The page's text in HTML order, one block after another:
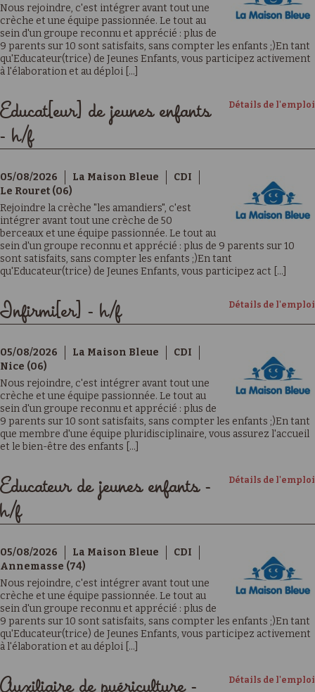
Nous rejoindre, c'est intégrer avant tout une
crèche et une équipe passionnée. Le tout au
sein d'un groupe reconnu et apprécié : plus de
9 parents sur 10 sont satisfaits, sans compter les enfants ;)En tant
qu'Educateur(trice) de Jeunes Enfants, vous participez activement
à l'élaboration et au déploi [...]
Détails de l'emploi
Educat[eur] de jeunes enfants
- h/f
05/08/2026 La Maison Bleue
CDI
Le Rouret (06)
Rejoindre la crèche "les amandiers", c'est
intégrer avant tout une crèche de 50
berceaux et une équipe passionnée. Le tout au
sein d'un groupe reconnu et apprécié : plus de 9 parents sur 10
sont satisfaits, sans compter les enfants ;)En tant
qu'Educateur(trice) de Jeunes Enfants, vous participez act [...]
Détails de l'emploi
Infirmi[er] - h/f
05/08/2026 La Maison Bleue
CDI
Nice (06)
Nous rejoindre, c'est intégrer avant tout une
crèche et une équipe passionnée. Le tout au
sein d'un groupe reconnu et apprécié : plus de
9 parents sur 10 sont satisfaits, sans compter les enfants ;)En tant
que membre d'une équipe pluridisciplinaire, vous assurez l'accueil
et le bien-être des enfants [...]
Détails de l'emploi
Educateur de jeunes enfants -
h/f
05/08/2026 La Maison Bleue
CDI
Annemasse (74)
Nous rejoindre, c'est intégrer avant tout une
crèche et une équipe passionnée. Le tout au
sein d'un groupe reconnu et apprécié : plus de
9 parents sur 10 sont satisfaits, sans compter les enfants ;)En tant
qu'Educateur(trice) de Jeunes Enfants, vous participez activement
à l'élaboration et au déploi [...]
Détails de l'emploi
Auxiliaire de puériculture -